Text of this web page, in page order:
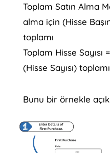
Toplam Satın Alma
alma için (Hisse
toplamı
Toplam Hisse
(Hisse Sayısı) toplamı
Bunu bir örnekle